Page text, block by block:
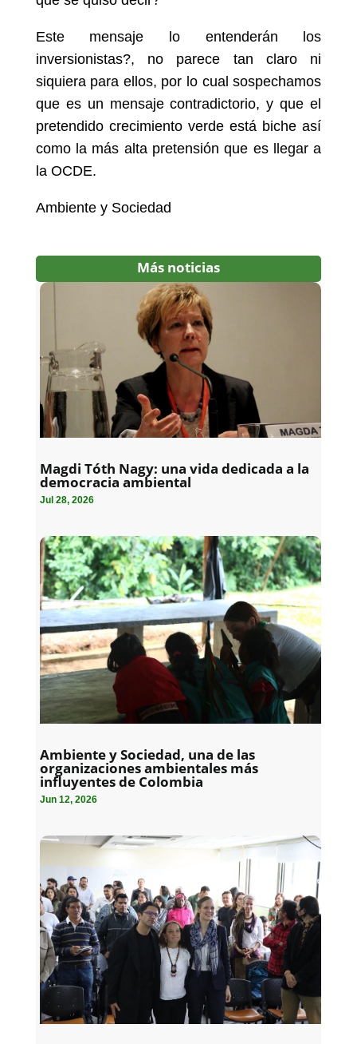
Este mensaje lo entenderán los
inversionistas?, no parece tan claro ni
siquiera para ellos, por lo cual sospechamos
que es un mensaje contradictorio, y que el
pretendido crecimiento verde está biche así
como la más alta pretensión que es llegar a
la OCDE.
Ambiente y Sociedad
Más noticias
Magdi Tóth Nagy: una vida dedicada a la
democracia ambiental
Jul 28, 2026
Ambiente y Sociedad, una de las
organizaciones ambientales más
influyentes de Colombia
Jun 12, 2026